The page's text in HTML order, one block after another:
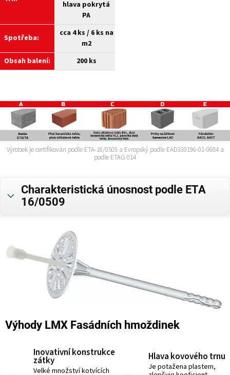
hlava pokrytá
PA
Spotřeba:
cca 4 ks / 6 ks na
m2
Obsah balení:
200 ks
Výrobek je certifikován podle ETA-16/0509 a Evropský podle EAD330196-01-0604 a
podle ETAG 014
Charakteristická únosnost podle ETA
16/0509
Výhody LMX Fasádních hmoždinek
Inovativní konstrukce
zátky
Velké množství kotvících
Hlava kovového trnu
Je potažena plastem,